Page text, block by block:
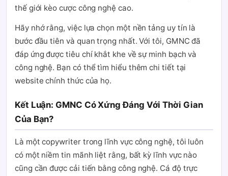
thế giới kèo cược công nghệ cao.
Hãy nhớ rằng, việc lựa chọn một nền tảng uy tín là
bước đầu tiên và quan trọng nhất. Với tôi, GMNC đã
đáp ứng được tiêu chí khắt khe về sự minh bạch và
công nghệ. Bạn có thể tìm hiểu thêm chi tiết tại
website chính thức của họ.
Kết Luận: GMNC Có Xứng Đáng Với Thời Gian
Của Bạn?
Là một copywriter trong lĩnh vực công nghệ, tôi luôn
có một niềm tin mãnh liệt rằng, bất kỳ lĩnh vực nào
cũng cần được cải tiến bằng công nghệ. Cá độ trực